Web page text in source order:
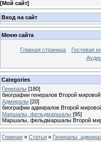
[Мой сайт]
Вход на сайт
Меню сайта
Главная страница Гостевая
Categories
Генералы [180]
биографии генералов Второй
Адмиралы [20]
биографии адмиралов Второй
Маршалы, фельдмаршалы [95]
Маршалы, фельдмаршалы Второй
Главная » Статьи » Генералы,